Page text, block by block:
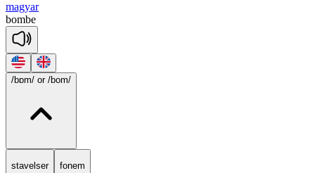
magyar
bombe
/bɒm/ or /bom/
stavelser fonem